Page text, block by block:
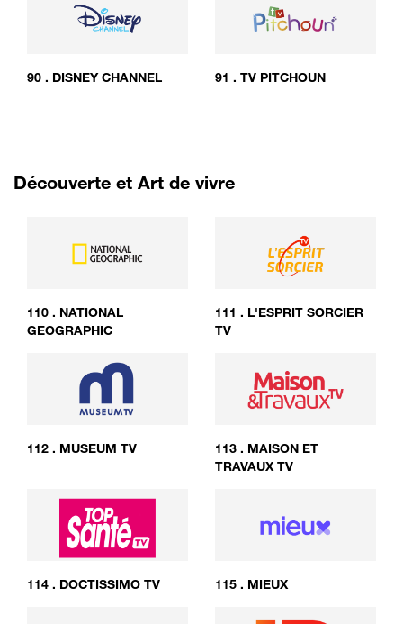
90 . DISNEY CHANNEL 91 . TV PITCHOUN
Découverte et Art de vivre
110 . NATIONAL
GEOGRAPHIC
111 . L'ESPRIT SORCIER
TV
112 . MUSEUM TV 113 . MAISON ET
TRAVAUX TV
114 . DOCTISSIMO TV 115 . MIEUX